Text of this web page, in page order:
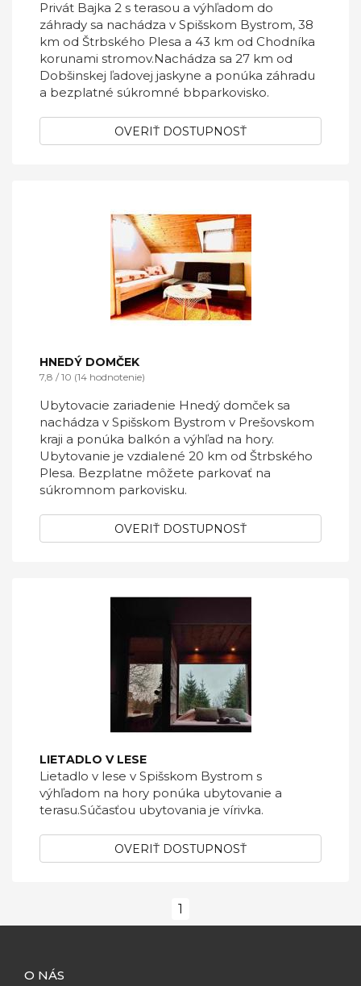
Privát Bajka 2 s terasou a výhľadom do
záhrady sa nachádza v Spišskom Bystrom, 38
km od Štrbského Plesa a 43 km od Chodníka
korunami stromov.Nachádza sa 27 km od
Dobšinskej ľadovej jaskyne a ponúka záhradu
a bezplatné súkromné bbparkovisko.
OVERIŤ DOSTUPNOSŤ
HNEDÝ DOMČEK
7,8 / 10 (14 hodnotenie)
Ubytovacie zariadenie Hnedý domček sa
nachádza v Spišskom Bystrom v Prešovskom
kraji a ponúka balkón a výhľad na hory.
Ubytovanie je vzdialené 20 km od Štrbského
Plesa. Bezplatne môžete parkovať na
súkromnom parkovisku.
OVERIŤ DOSTUPNOSŤ
LIETADLO V LESE
Lietadlo v lese v Spišskom Bystrom s
výhľadom na hory ponúka ubytovanie a
terasu.Súčasťou ubytovania je vírivka.
OVERIŤ DOSTUPNOSŤ
1
O NÁS